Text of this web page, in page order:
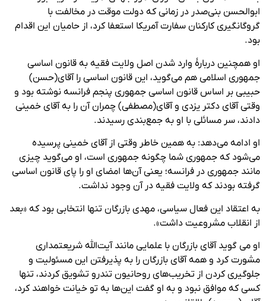
ابوالحسن بنی‌صدر در زمانی که دولت موقت در مخالفت با
گروگانگیری کارکنان سفارت آمریکا استعفا کرد، از حامیان این اقدام
بود.
او همچنین دربارهٔ وارد شدن اصل ولایت فقیه به قانون اساسی
جمهوری اسلامی هم می‌گوید، این قانون اساسی را آقای(حسن)
حبیبی بر اساس قانون اساسی جمهوری پنجم فرانسه نوشته بود و
وقتی آقای دکتر یزدی و آقای(مصطفی) چمران آن را به آقای خمینی
دادند، سر مسائلی با او به جمع‌بندی رسیدند.
او ادامه می‌دهد: به همین خاطر وقتی از آقای خمینی پرسیده
می‌شود که جمهوری شما چگونه جمهوری است، او می‌گوید چیزی
مانند جمهوری در فرانسه؛ یعنی آن‌ها امضای او را پای قانون اساسی
گرفته بودند که ولایت فقیه در آن وجود نداشت.
به اعتقاد این فعال سیاسی، مهدی بازرگان تنها انتخابی بود که «بعد
از انقلاب مشروعیت داشت».
او می گوید آقای بازرگان با علمایی مانند آیت‌الله شریعتمداری
مشورت کرد و همه آقای بازرگان را به پذیرفتن این مسئولیت و
جلوگیری کردن از تخریب‌های روحانیون تندرو تشویق کردند، تنها
کسی که موافق نبود و به او گفت این‌ها به تو خیانت خواهند کرد،